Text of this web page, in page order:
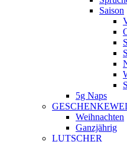
Saison
5g Naps
Weihnachten
Ganzjährig
LUTSCHER